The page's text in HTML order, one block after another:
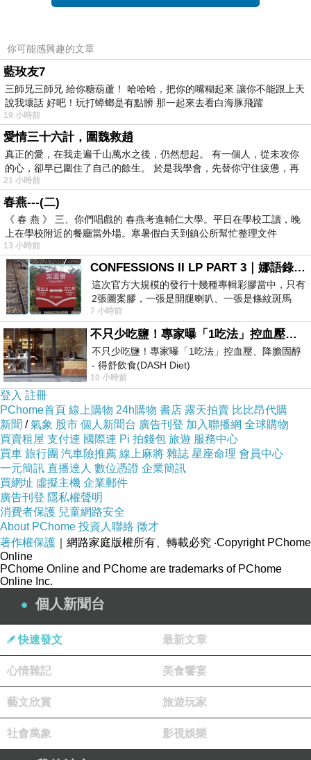
節目嗎？），誇張談笑說真膽小，但真看到了又
去的地方無非廢墟，廢棄病院廢棄礦場廢棄社區
廢棄隧道，全都是人們不願再居留的過往記憶，
卻總有些不肯離開的什麼，仍然留戀著的什麼，
還停在那裡，變成光點、聲音、模糊不清的影
像，無主飄蕩，告訴你，對這塊土地這個場所還
有依戀，對這座廢墟還有不捨。
其實心懷不捨的不只有這些縹緲無形的魂
靈，當人們還記得過往的榮光，昔年的繁華，總
也會對眼前景象無力嘆惋。唏噓，太息，胸中一
塊氣鬱悶悶結著，怎麼也趕不走，乃能懷古傷
今，你於是理解李太白的西風殘照如何籠罩前漢
一片陵墓虛曠，理解王謝堂前的燕子是怎麼來而
復去，十三陵翁仲敗頹倒地，就連夢中到埃及金
字塔前比個YA的手勢和駱駝拍照，心裡不禁也涼
涼的。
梓澤邱墟，訪舊為鬼，但也還有人記得。等
到一切都不復記憶，磚瓦風化為塵，或許才是逝
者真正安息的時刻。
2005/3/26自由副刊
你可能感興趣的文章
藍玫友7
三師兄三師兄 給你糖葫蘆！ 哈哈哈，把你的嘴糊起來 讓你不能跟上天
說我壞話 好吧！玩打蟑螂是有點髒 那一起來去看白海豚飛躍
19 小時前
愛情三十六計，圍魏救趙
真正的愛，在我走遍千山萬水之後，仍然想起。 有一個人，從未攻你
的心，卻早已圍住了自己的餘生。 於是我學會，先替你守住疲憊，再
21 小時前
春燕---(二)
《 春 燕 》 三、你們唱戲的 春燕考進輔仁大學。平日在學校工讀，晚
上在學校附近的餐廳當外場。寒暑假白天到鎮公所幫忙整理文件
13 小時前
CONFESSIONS II LP PART 3｜娜語錄II LP PART 3
這次官方大規模的發行十幾種專輯彩膠當中，只有
2張圖案膠，一張是開腿喇叭、一張是條紋斑馬
版；目前官網上只剩澳洲商店AU STORE
7 小時前
不只少吃鹽！專家曝「1吃法」控血壓、降膽固醇 - 得舒飲食(DASH Diet)
不只少吃鹽！專家曝「1吃法」控血壓、降膽固醇
- 得舒飲食(DASH Diet)
https://www.facebook.com/dietitiansophia/posts/
10 小時前
登入 註冊
PChome首頁 線上購物 24h購物 書店 露天拍賣 比比昂代購
新聞 /氣象 股市 個人新聞台 廣告刊登 加入聯播網 全球購物
買賣租屋 支付連 國際連 Pi 拍錢包 旅遊 服務中心
買車 旅行團 汽車險推薦 線上麻將 雜誌 星座命理 會員中心
一元簡訊 直播達人 數位憑證 企業簡訊
買網址 虛擬主機 企業郵件
廣告刊登 隱私權聲明
消費者保護 兒童網路安全
About PChome 投資人聯絡 徵才
著作權保護 ｜網路家庭版權所有、轉載必究 ‧Copyright PChome
Online
PChome Online and PChome are trademarks of PChome
Online Inc.
個人新聞台
快速發文 最新文章
心情雜記 美食饗宴
藝文欣賞 旅遊玩家
社會萬象 影視娛樂